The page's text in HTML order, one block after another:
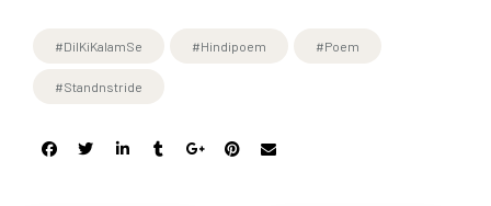
#DilKiKalamSe #hindipoem #poem
#standnstride